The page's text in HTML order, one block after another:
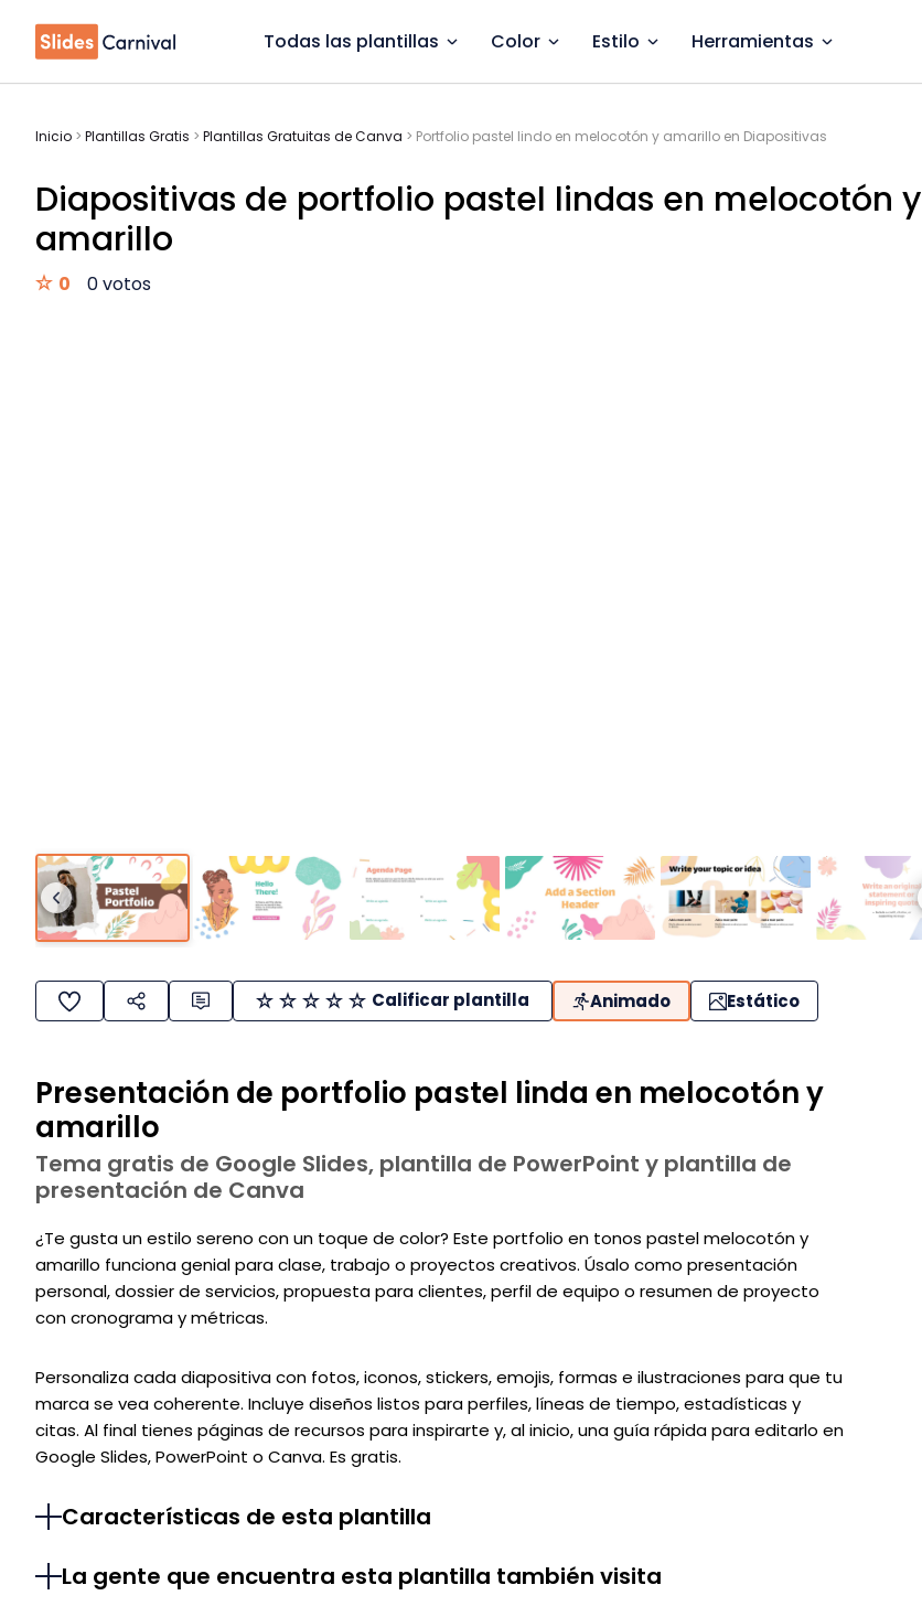
Todas las plantillas Color Estilo Herramientas
Inicio > Plantillas Gratis > Plantillas Gratuitas de Canva > Portfolio pastel lindo en melocotón y amarillo en Diapositivas
Diapositivas de portfolio pastel lindas en melocotón y
amarillo
0 0 votos
Calificar plantilla Animado Estático
Presentación de portfolio pastel linda en melocotón y
amarillo
Tema gratis de Google Slides, plantilla de PowerPoint y plantilla de
presentación de Canva
¿Te gusta un estilo sereno con un toque de color? Este portfolio en tonos pastel melocotón y
amarillo funciona genial para clase, trabajo o proyectos creativos. Úsalo como presentación
personal, dossier de servicios, propuesta para clientes, perfil de equipo o resumen de proyecto
con cronograma y métricas.
Personaliza cada diapositiva con fotos, iconos, stickers, emojis, formas e ilustraciones para que tu
marca se vea coherente. Incluye diseños listos para perfiles, líneas de tiempo, estadísticas y
citas. Al final tienes páginas de recursos para inspirarte y, al inicio, una guía rápida para editarlo en
Google Slides, PowerPoint o Canva. Es gratis.
Características de esta plantilla
La gente que encuentra esta plantilla también visita